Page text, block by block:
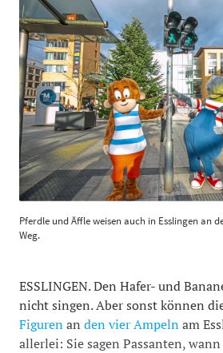
Ampel am Bahnhof den Weg.
Pferdle und Äffle weisen auch in Esslingen an
Weg.
ESSLINGEN. Den Hafer- und
nicht singen. Aber sonst können
Figurenan den vier Ampelnam
allerlei: Sie sagen Passanten, wann